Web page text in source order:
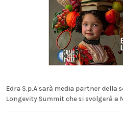
Edra S.p.A sarà media partner della
Longevity Summit che si svolgerà a